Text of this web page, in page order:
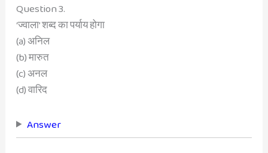
Question 3.
‘ज्वाला’ शब्द का पर्याय होगा
(a) अनिल
(b) मारुत
(c) अनल
(d) वारिद
Answer